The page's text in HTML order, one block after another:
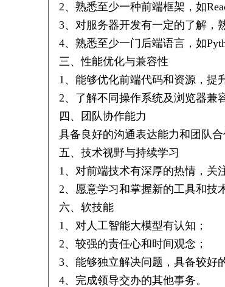
2、熟悉至少一种前端框架，如
3、对服务器开发有一定的了解，
4、熟悉至少一门后端语言，如
三、性能优化与兼容性
1、能够优化前端代码和资源，提
2、了解不同操作系统及浏览器兼
四、团队协作能力
具备良好的沟通表达能力和团队
五、技术视野与持续学习
1、对前端技术有深厚的热情，关
2、愿意学习和掌握新的工具和技
六、软技能
1、对人工智能大模型有认知；
2、较强的责任心和时间观念；
3、能够独立解决问题，具备较好
4、完成领导交办的其他事务。